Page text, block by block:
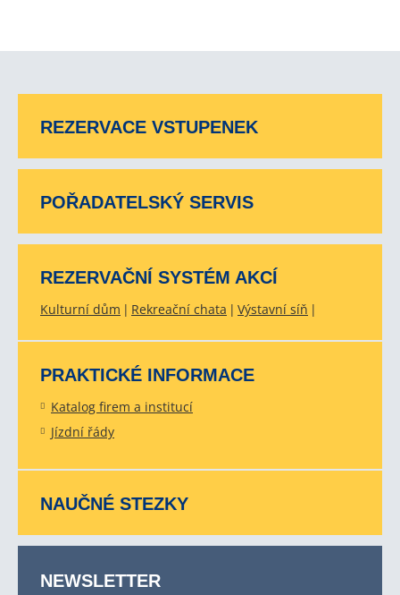
REZERVACE VSTUPENEK
POŘADATELSKÝ SERVIS
REZERVAČNÍ SYSTÉM AKCÍ
Kulturní dům Rekreační chata Výstavní síň
PRAKTICKÉ INFORMACE
Katalog firem a institucí
Jízdní řády
NAUČNÉ STEZKY
NEWSLETTER